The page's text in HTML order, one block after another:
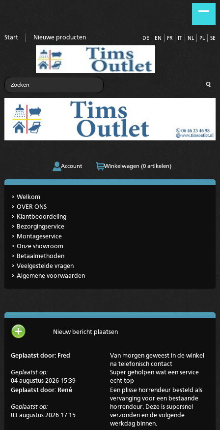
Start Nieuwe producten DE EN FR NL PL SE
Account Winkelwagen (0 artikelen)
Welkom
OVER ONS
Klantbeoordeling
Bezorgingservice
Montageservice
Onze showroom
Betaalmethoden
Veelgestelde vragen
Algemene voorwaarden
Nieuw bericht plaatsen
Geplaatst door: Fred
Geplaatst op:
04 augustus 2026 15:39
Van morgen geweest in de winkel
na telefonisch contact
Super geholpen wat een service
echt top
Geplaatst door: René
Geplaatst op:
03 augustus 2026 17:15
Een plisse horrendeur besteld als
vervanging voor een bestaande
horrendeur. Deze is supersnel
verzonden en de volgende
werkdag binnen.